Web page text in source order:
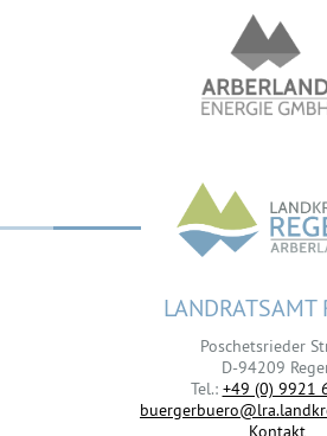
LANDRATSAMT
Poschetsrieder
D-94209
Tel.: +49 (0) 9921
Kontakt